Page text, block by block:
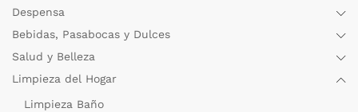
Despensa
Bebidas, Pasabocas y Dulces
Salud y Belleza
Limpieza del Hogar
Limpieza Baño